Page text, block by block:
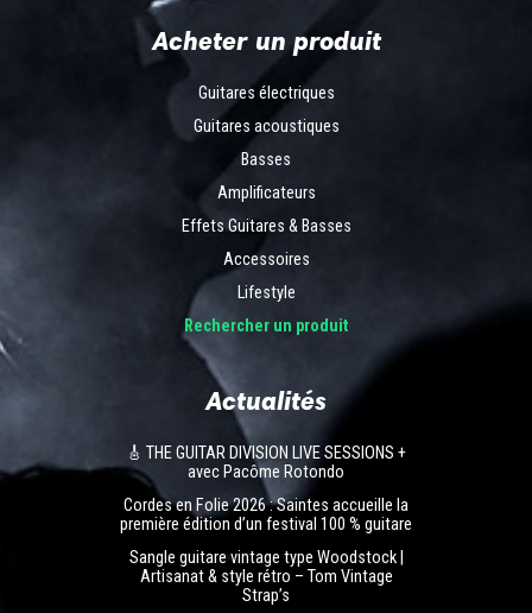
Acheter un produit
Guitares électriques
Guitares acoustiques
Basses
Amplificateurs
Effets Guitares & Basses
Accessoires
Lifestyle
Rechercher un produit
Actualités
🎸 THE GUITAR DIVISION LIVE SESSIONS +
avec Pacôme Rotondo
Cordes en Folie 2026 : Saintes accueille la
première édition d’un festival 100 % guitare
Sangle guitare vintage type Woodstock |
Artisanat & style rétro – Tom Vintage
Strap’s